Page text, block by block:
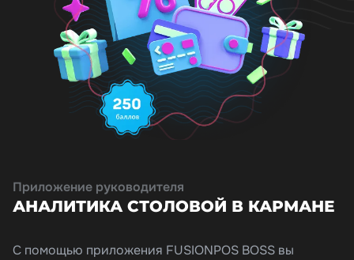
Приложение руководителя
АНАЛИТИКА СТОЛОВОЙ В КАРМАНЕ
С помощью приложения FUSIONPOS BOSS вы